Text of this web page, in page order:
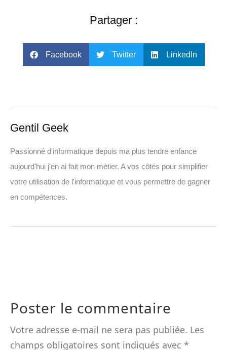
Partager :
Facebook Twitter LinkedIn
Gentil Geek
Passionné d'informatique depuis ma plus tendre enfance
aujourd'hui j'en ai fait mon métier. A vos côtés pour simplifier
votre utilisation de l'informatique et vous permettre de gagner
en compétences.
Poster le commentaire
Votre adresse e-mail ne sera pas publiée. Les
champs obligatoires sont indiqués avec *